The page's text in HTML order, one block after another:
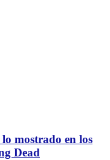
mostrado en los
Dead